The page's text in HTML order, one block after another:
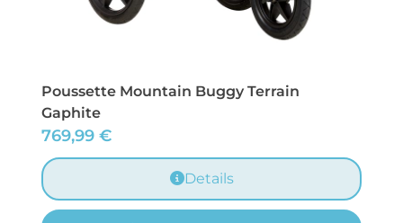
Poussette Mountain Buggy Terrain
Gaphite
769,99 €
Details